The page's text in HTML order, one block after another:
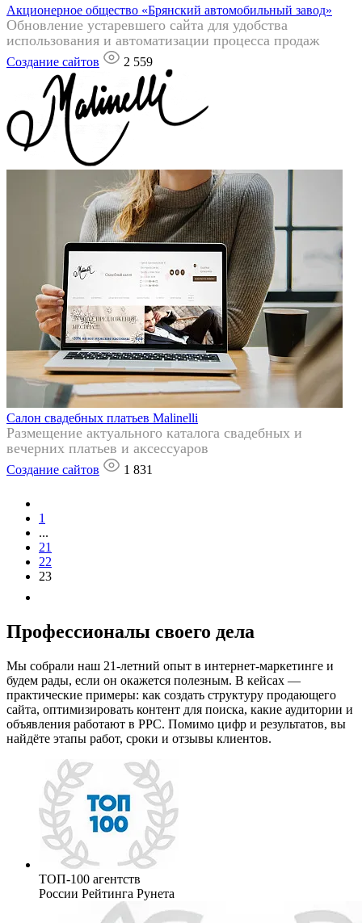
Акционерное общество «Брянский автомобильный завод»
Обновление устаревшего сайта для удобства
использования и автоматизации процесса продаж
Создание сайтов 2 559
Салон свадебных платьев Malinelli
Размещение актуального каталога свадебных и
вечерних платьев и аксессуаров
Создание сайтов 1 831
1
...
21
22
23
Профессионалы своего дела
Мы собрали наш 21‑летний опыт в интернет‑маркетинге и
будем рады, если он окажется полезным. В кейсах —
практические примеры: как создать структуру продающего
сайта, оптимизировать контент для поиска, какие аудитории и
объявления работают в РРС. Помимо цифр и результатов, вы
найдёте этапы работ, сроки и отзывы клиентов.
ТОП‑100 агентств
России Рейтинга Рунета